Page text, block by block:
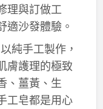
理與訂做工
適沙發體驗。
純手工製作，
膚護理的極致
、薑黃、生
工皂都是用心